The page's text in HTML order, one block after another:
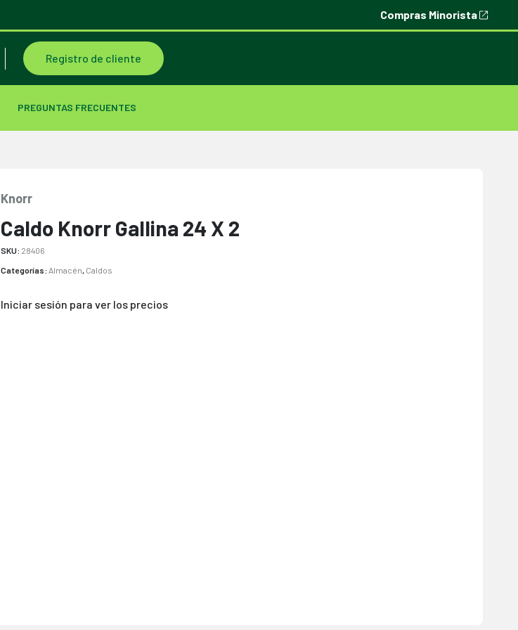
Compras Minorista
Registro de cliente
PREGUNTAS FRECUENTES
Knorr
Caldo Knorr Gallina 24 X 2
SKU: 28406
Categorías: Almacén, Caldos
Iniciar sesión para ver los precios